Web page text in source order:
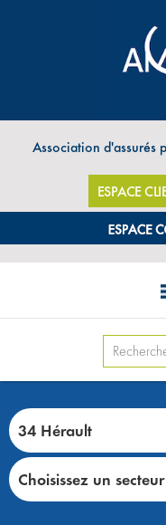
Association d'assurés
ESPACE
34 Hérault
Choisissez un